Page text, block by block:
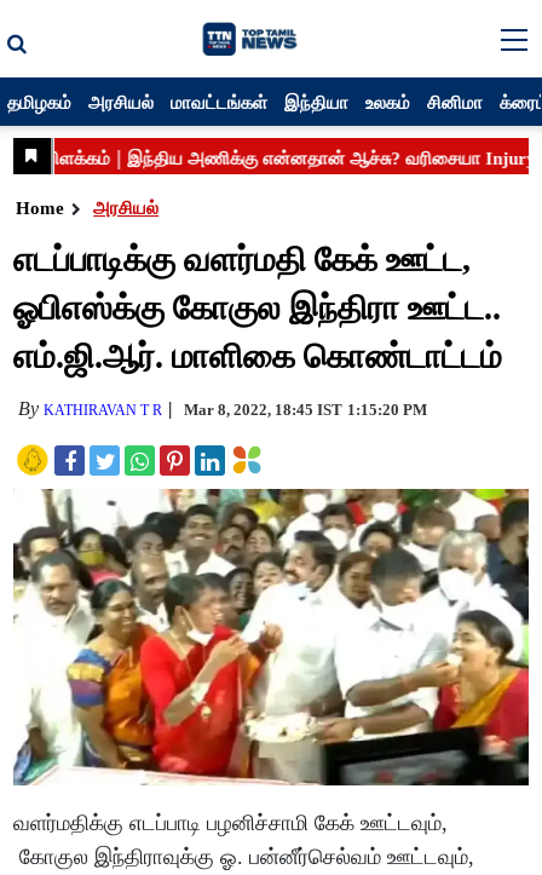
தமிழகம் அரசியல் மாவட்டங்கள் இந்தியா உலகம் சினிமா
Home அரசியல்
எடப்பாடிக்கு வளர்மதி கேக் ஊட்ட,
ஓபிஎஸ்க்கு கோகுல இந்திரா ஊட்ட..
எம்.ஜி.ஆர். மாளிகை கொண்டாட்டம்
ByKATHIRAVAN T R Mar 8, 2022, 18:45 IST 1:15:20 PM
வளர்மதிக்கு எடப்பாடி பழனிச்சாமி கேக் ஊட்டவும்,
கோகுல இந்திராவுக்கு ஓ. பன்னீர்செல்வம் ஊட்டவும்,